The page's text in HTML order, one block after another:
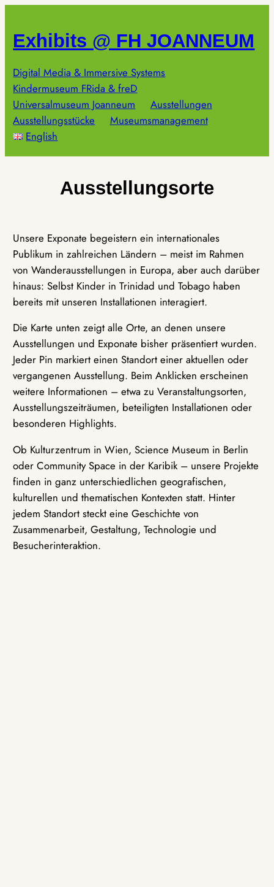
springen
Exhibits @ FH JOANNEUM
Digital Media & Immersive Systems
Kindermuseum FRida & freD
Universalmuseum Joanneum
Ausstellungen
Ausstellungsstücke
Museumsmanagement
English
Ausstellungsorte
Unsere Exponate begeistern ein internationales
Publikum in zahlreichen Ländern – meist im Rahmen
von Wanderausstellungen in Europa, aber auch darüber
hinaus: Selbst Kinder in Trinidad und Tobago haben
bereits mit unseren Installationen interagiert.
Die Karte unten zeigt alle Orte, an denen unsere
Ausstellungen und Exponate bisher präsentiert wurden.
Jeder Pin markiert einen Standort einer aktuellen oder
vergangenen Ausstellung. Beim Anklicken erscheinen
weitere Informationen – etwa zu Veranstaltungsorten,
Ausstellungszeiträumen, beteiligten Installationen oder
besonderen Highlights.
Ob Kulturzentrum in Wien, Science Museum in Berlin
oder Community Space in der Karibik – unsere Projekte
finden in ganz unterschiedlichen geografischen,
kulturellen und thematischen Kontexten statt. Hinter
jedem Standort steckt eine Geschichte von
Zusammenarbeit, Gestaltung, Technologie und
Besucherinteraktion.